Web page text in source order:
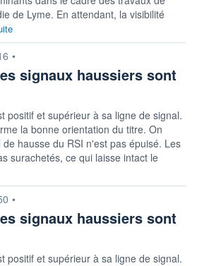
de Lyme. En attendant, la visibilité
•
signaux haussiers sont
positif et supérieur à sa ligne de signal.
la bonne orientation du titre. On
hausse du RSI n'est pas épuisé. Les
surachetés, ce qui laisse intact le
•
signaux haussiers sont
positif et supérieur à sa ligne de signal.